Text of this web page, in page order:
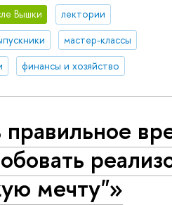
Вышки
лектории
мастер-классы
финансы и хозяйство
мечту"»